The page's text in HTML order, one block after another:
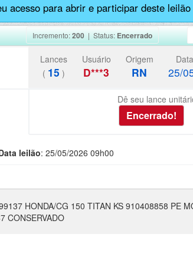
acesso para abrir e participar deste leilão
Incremento:200 | Status:Encerrado
Lances
( 15 )
Usuário
D***3
Origem
RN 25/
Dê seu lance
leilão: 25/05/2026 09h00
HONDA/CG 150 TITAN KS 910408858 PE
CONSERVADO